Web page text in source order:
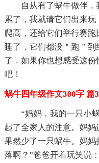
自从有了蜗牛做伴
累了，我就请它们出来
爬高，还给它们举行赛
睡了，它们都没＂跑＂
了．如果你也想感受这
吧！
蜗牛四年级作文300字 篇3
“妈妈，我的一只小
起了全家人的注意。妈
果然少了一只蜗牛。妈妈
落啊？”爸爸开着玩笑说